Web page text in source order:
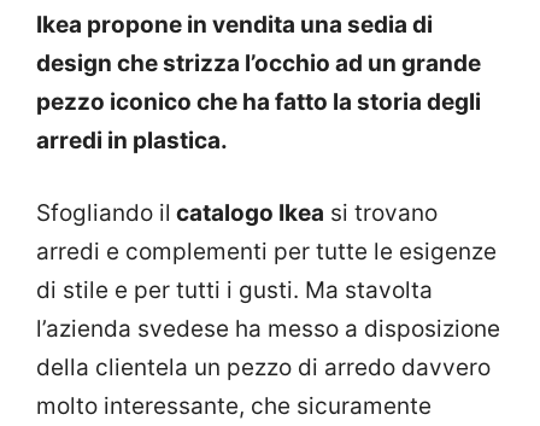
Ikea propone in vendita una sedia di
design che strizza l’occhio ad un grande
pezzo iconico che ha fatto la storia degli
arredi in plastica.
Sfogliando il catalogo Ikea si trovano
arredi e complementi per tutte le esigenze
di stile e per tutti i gusti. Ma stavolta
l’azienda svedese ha messo a disposizione
della clientela un pezzo di arredo davvero
molto interessante, che sicuramente